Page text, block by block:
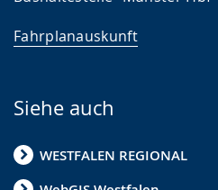
Fahrplanauskunft
Siehe auch
WESTFALEN REGIONAL